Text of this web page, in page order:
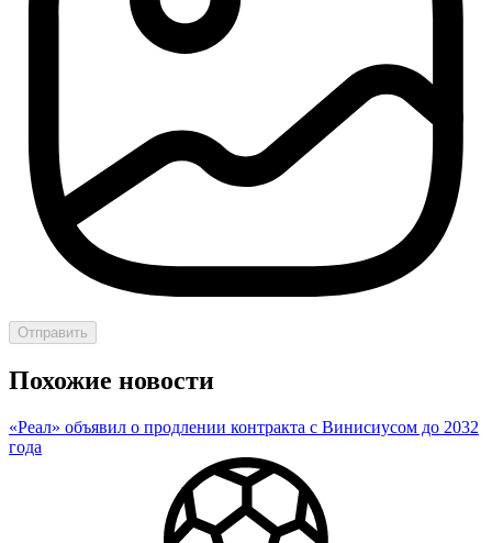
Отправить
Похожие новости
«Реал» объявил о продлении контракта с Винисиусом до 2032
года